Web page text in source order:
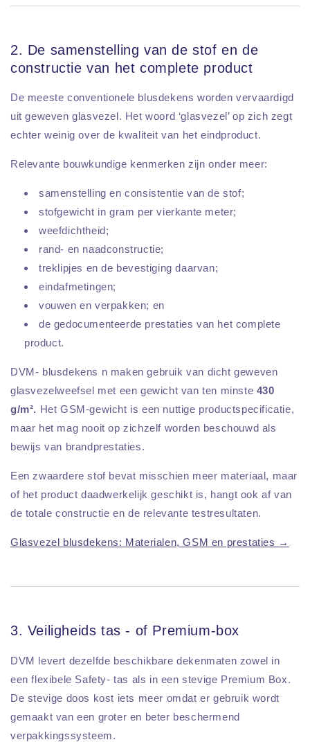
2. De samenstelling van de stof en de
constructie van het complete product
De meeste conventionele blusdekens worden vervaardigd
uit geweven glasvezel. Het woord ‘glasvezel’ op zich zegt
echter weinig over de kwaliteit van het eindproduct.
Relevante bouwkundige kenmerken zijn onder meer:
samenstelling en consistentie van de stof;
stofgewicht in gram per vierkante meter;
weefdichtheid;
rand- en naadconstructie;
treklipjes en de bevestiging daarvan;
eindafmetingen;
vouwen en verpakken; en
de gedocumenteerde prestaties van het complete
product.
DVM- blusdekens n maken gebruik van dicht geweven
glasvezelweefsel met een gewicht van ten minste 430
g/m². Het GSM-gewicht is een nuttige productspecificatie,
maar het mag nooit op zichzelf worden beschouwd als
bewijs van brandprestaties.
Een zwaardere stof bevat misschien meer materiaal, maar
of het product daadwerkelijk geschikt is, hangt ook af van
de totale constructie en de relevante testresultaten.
Glasvezel blusdekens: Materialen, GSM en prestaties →
3. Veiligheids tas - of Premium-box
DVM levert dezelfde beschikbare dekenmaten zowel in
een flexibele Safety- tas als in een stevige Premium Box.
De stevige doos kost iets meer omdat er gebruik wordt
gemaakt van een groter en beter beschermend
verpakkingssysteem.